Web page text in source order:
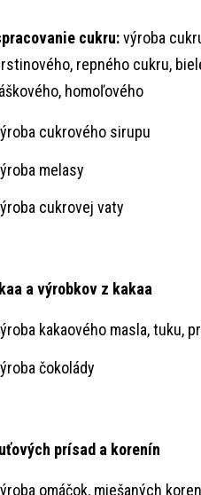
cukru:výroba
repného cukru,
homoľového
cukrového sirupu
melasy
cukrovej vaty
a výrobkov z kakaa
kakaového masla, tuku,
čokolády
prísad a korenín
omáčok, miešaných